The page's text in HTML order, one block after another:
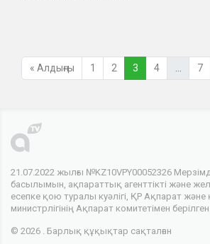
« Алдыңғы 1 2 3 4 7
21.07.2022 жылғы №KZ10VPY00052326
басылымын, ақпараттық агенттікті және
есепке қою туралы куәлігі, ҚР Ақпарат және
министрлігінің Ақпарат комитетімен берілген.
© 2026 . Барлық құқықтар сақталған